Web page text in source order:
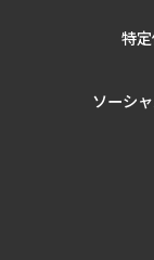
特
ソーシ